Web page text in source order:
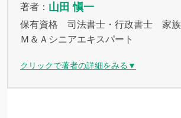
著者： 山田 愼一
保有資格 司法書士・行政書士 家
Ｍ＆Ａシニアエキスパート
クリックで著者の詳細をみる▼